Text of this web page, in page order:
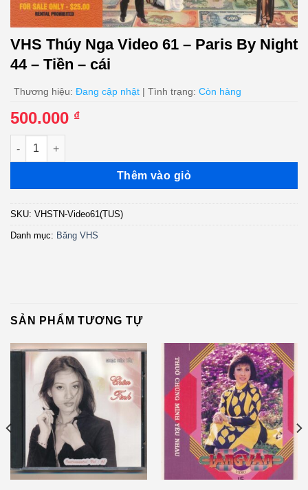
VHS Thúy Nga Video 61 – Paris By Night
44 – Tiền – cái
Thương hiệu: Đang cập nhật | Tình trạng: Còn hàng
500.000 ₫
VHS Thúy Nga Video 61 - Paris By Night 44 - Tiền - cái số lượng
Thêm vào giỏ
SKU: VHSTN-Video61(TUS)
Danh mục: Băng VHS
SẢN PHẨM TƯƠNG TỰ